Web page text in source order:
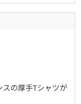
スの厚手Tシャツが